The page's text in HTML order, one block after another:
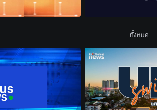
ทั้งหมด